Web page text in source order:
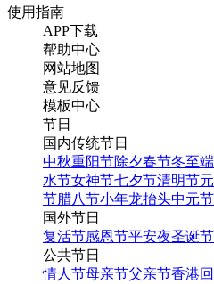
使用指南
APP下载
帮助中心
网站地图
意见反馈
模板中心
节日
国内传统节日
中秋重阳节除夕春节冬至
水节女神节七夕节清明节
节腊八节小年龙抬头中元节
国外节日
复活节感恩节平安夜圣诞节
公共节日
情人节母亲节父亲节香港